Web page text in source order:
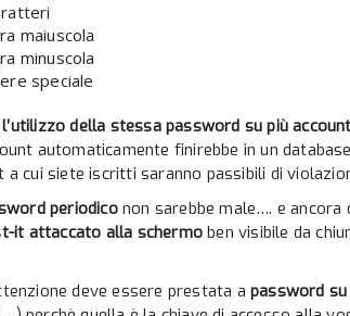
maiuscola
minuscola
speciale
della stessa password su più
automaticamente finirebbe in un
cui siete iscritti saranno passibili di
periodiconon sarebbe male…. e ancora
it attaccato alla schermoben visibile da
deve essere prestata a password